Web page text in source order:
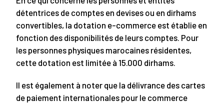
détentrices de comptes en devises ou en dirhams
convertibles, la dotation e-commerce est établie en
fonction des disponibilités de leurs comptes. Pour
les personnes physiques marocaines résidentes,
cette dotation est limitée à 15.000 dirhams.
Il est également à noter que la délivrance des cartes
de paiement internationales pour le commerce